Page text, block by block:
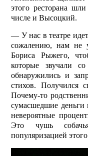
этого ресторана
числе и Высоцкий.
— У нас в театре
сожалению, нам не
Бориса Рыжего,
которые звучали
обнаружились и
стихов. Получился
Почему-то
сумасшедшие деньги
невероятные
Это чушь
популяризацией